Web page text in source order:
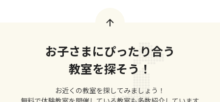
お子さまにぴったり合う
教室を探そう！
お近くの教室を探してみましょう！